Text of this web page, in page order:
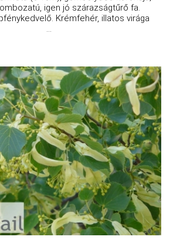
igen jó szárazságtűrő fa.
Krémfehér, illatos virága